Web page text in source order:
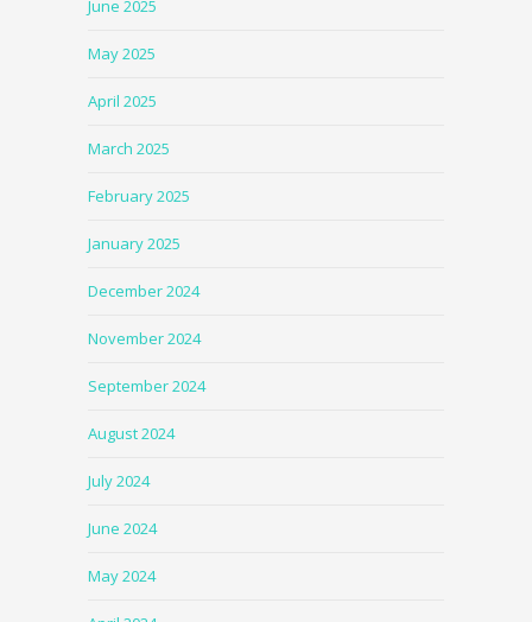
June 2025
May 2025
April 2025
March 2025
February 2025
January 2025
December 2024
November 2024
September 2024
August 2024
July 2024
June 2024
May 2024